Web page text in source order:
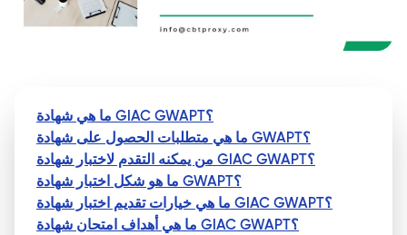
ما هي شهادة GIAC GWAPT؟
ما هي متطلبات الحصول على شهادة GWAPT؟
من يمكنه التقدم لاختبار شهادة GIAC GWAPT؟
ما هو شكل اختبار شهادة GWAPT؟
ما هي خيارات تقديم اختبار شهادة GIAC GWAPT؟
ما هي أهداف امتحان شهادة GIAC GWAPT؟